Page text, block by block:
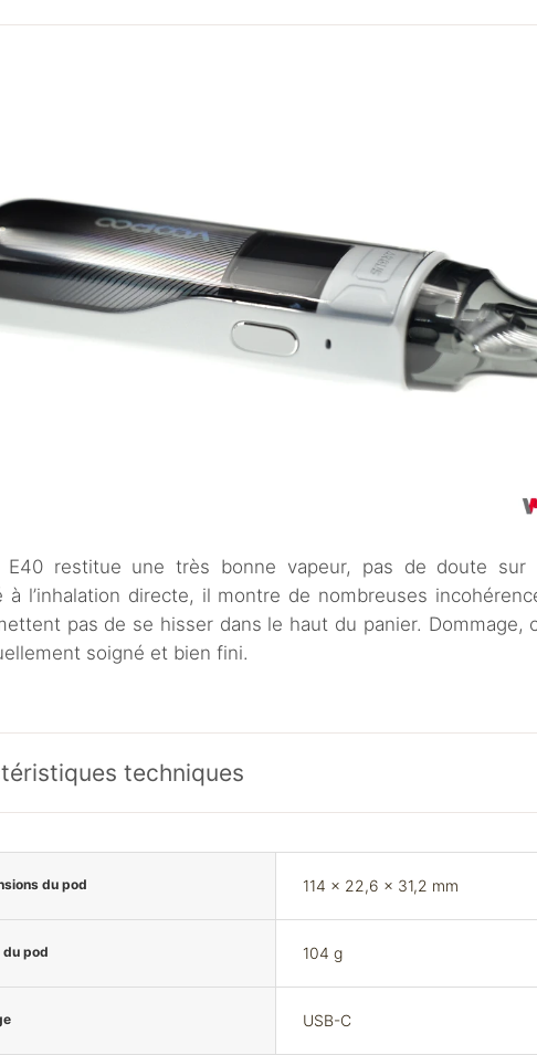
E40 restitue une très bonne vapeur, pas de doute sur
à l’inhalation directe, il montre de nombreuses
pas de se hisser dans le haut du panier. Dommage,
soigné et bien fini.
techniques
du pod 114 x 22,6 x 31,2 mm
du pod 104 g
USB-C